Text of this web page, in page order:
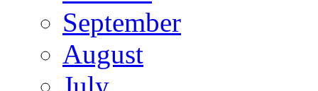
September
August